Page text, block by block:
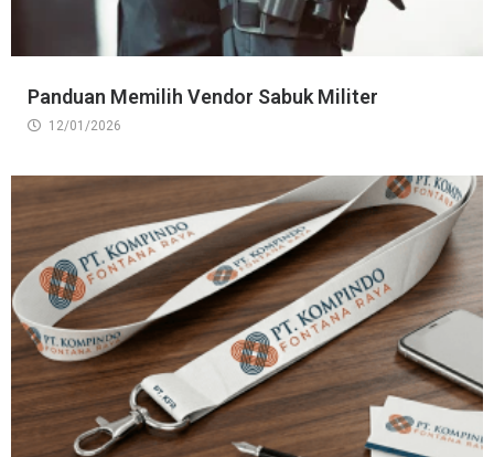
Panduan Memilih Vendor Sabuk Militer
12/01/2026